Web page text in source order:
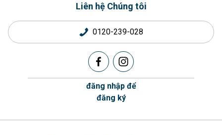
Liên hệ Chúng tôi
0120-239-028
đăng nhập để
đăng ký